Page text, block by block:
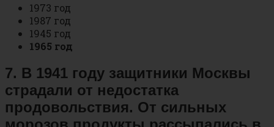
1973 год
1987 год
1945 год
1965 год
7. В 1941 году защитники Москвы
страдали от недостатка
продовольствия. От сильных